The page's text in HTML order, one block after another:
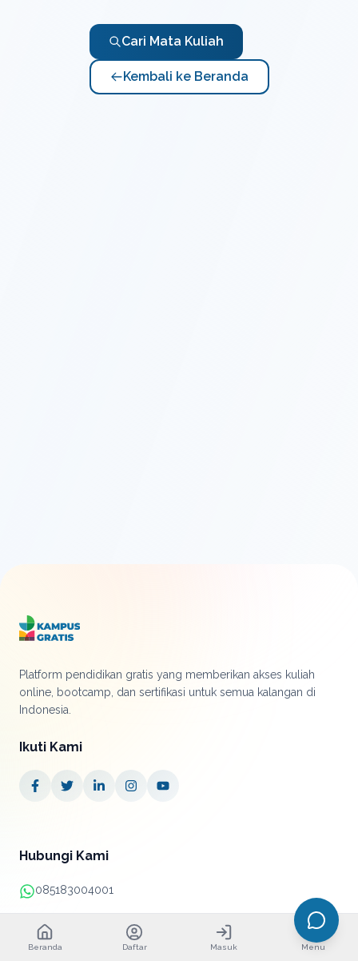
Cari Mata Kuliah
Kembali ke Beranda
Platform pendidikan gratis yang memberikan akses kuliah
online, bootcamp, dan sertifikasi untuk semua kalangan di
Indonesia.
Ikuti Kami
Hubungi Kami
085183004001
info@kampusgratis.id
Beranda Daftar Masuk Menu